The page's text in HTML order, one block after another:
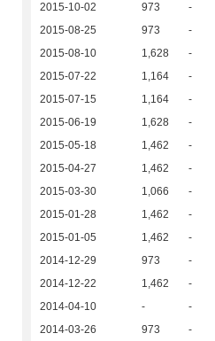
2015-10-02
973 -
2015-08-25
973 -
2015-08-10
1,628 -
2015-07-22
1,164 -
2015-07-15
1,164 -
2015-06-19
1,628 -
2015-05-18
1,462 -
2015-04-27
1,462 -
2015-03-30
1,066 -
2015-01-28
1,462 -
2015-01-05
1,462 -
2014-12-29
973 -
2014-12-22
1,462 -
2014-04-10
- -
2014-03-26
973 -